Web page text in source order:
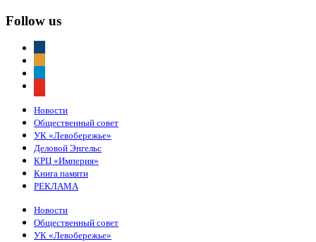
Follow us
Новости
Общественный совет
УК «Левобережье»
Деловой Энгельс
КРЦ «Империя»
Книга памяти
РЕКЛАМА
Новости
Общественный совет
УК «Левобережье»